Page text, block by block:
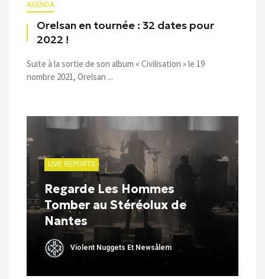
AGENDA
Orelsan en tournée : 32 dates pour
2022 !
Suite à la sortie de son album « Civilisation » le 19
nombre 2021, Orelsan ...
LIVE REPORTS
Regarde Les Hommes
Tomber au Stéréolux de
Nantes
Violent Nuggets Et Newsålem